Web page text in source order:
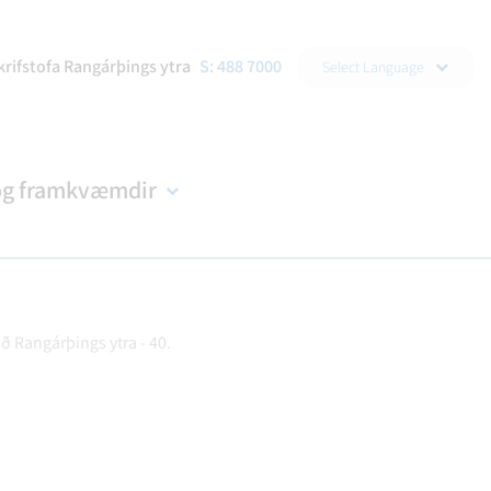
framkvæmdir
Rangárþings ytra S: 488 7000 Select Language
Rangárþings ytra - 40.